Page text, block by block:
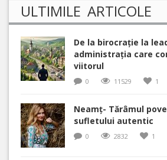
ULTIMILE ARTICOLE
De la birocrație la
administrația care
viitorul
0 11529 1
Neamț- Tărâmul
sufletului autentic
0 2832 1